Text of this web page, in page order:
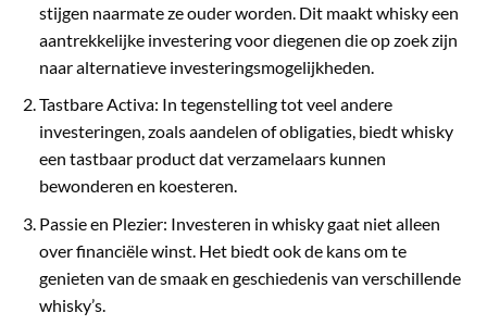
stijgen naarmate ze ouder worden. Dit maakt whisky een
aantrekkelijke investering voor diegenen die op zoek zijn
naar alternatieve investeringsmogelijkheden.
Tastbare Activa: In tegenstelling tot veel andere
investeringen, zoals aandelen of obligaties, biedt whisky
een tastbaar product dat verzamelaars kunnen
bewonderen en koesteren.
Passie en Plezier: Investeren in whisky gaat niet alleen
over financiële winst. Het biedt ook de kans om te
genieten van de smaak en geschiedenis van verschillende
whisky’s.